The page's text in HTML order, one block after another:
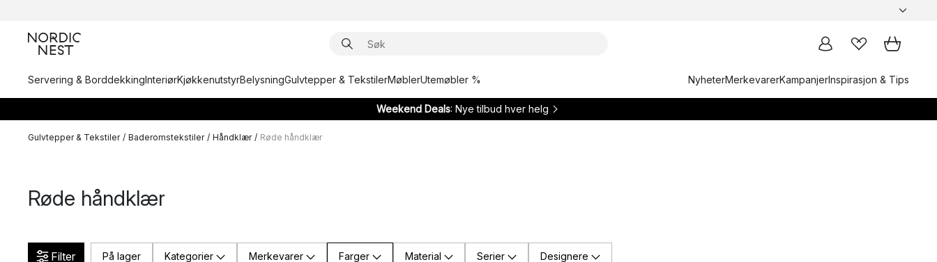
Servering & BorddekkingInteriørKjøkkenutstyrBelysningGulvtepper & TekstilerMøblerUtemøbler % NyheterMerkevarerKampanjerInspirasjon & Tips
Weekend Deals: Nye tilbud hver helg
Gulvtepper & Tekstiler / Baderomstekstiler / Håndklær / Røde håndklær
Røde håndklær
Filter På lager Kategorier Merkevarer Farger Material Serier Designere